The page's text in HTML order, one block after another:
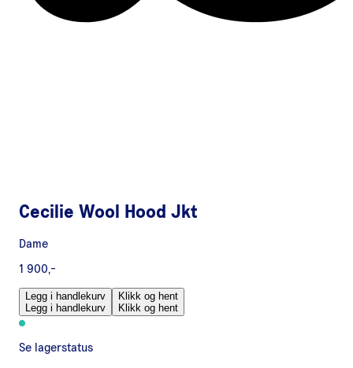
Cecilie Wool Hood Jkt
Dame
1 900,-
Legg i handlekurv
Legg i handlekurv
Klikk og hent
Klikk og hent
Se lagerstatus